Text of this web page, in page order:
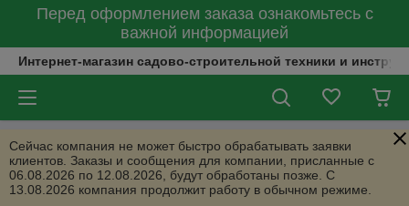
Перед оформлением заказа ознакомьтесь с
важной информацией
Интернет-магазин садово-строительной техники и
Сейчас компания не может быстро обрабатывать заявки
клиентов. Заказы и сообщения для компании, присланные с
06.08.2026 по 12.08.2026, будут обработаны позже. С
13.08.2026 компания продолжит работу в обычном режиме.